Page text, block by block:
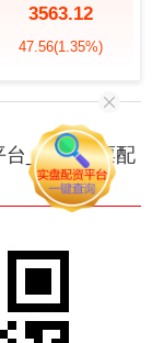
3563.12
47.56(1.35%)
台_网上股票配